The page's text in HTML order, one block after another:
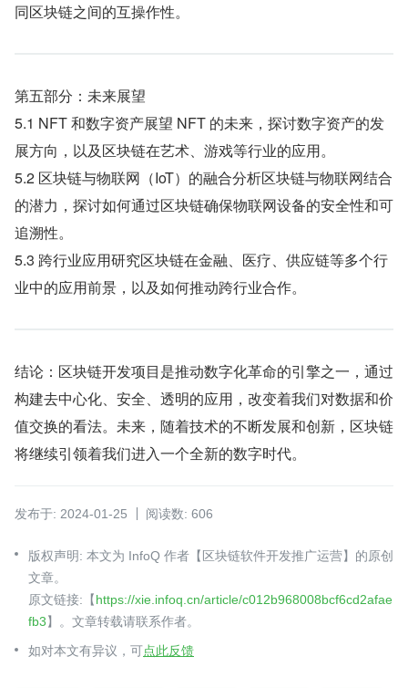
同区块链之间的互操作性。
第五部分：未来展望
5.1 NFT 和数字资产展望 NFT 的未来，探讨数字资产的发
展方向，以及区块链在艺术、游戏等行业的应用。
5.2 区块链与物联网（IoT）的融合分析区块链与物联网结合
的潜力，探讨如何通过区块链确保物联网设备的安全性和可
追溯性。
5.3 跨行业应用研究区块链在金融、医疗、供应链等多个行
业中的应用前景，以及如何推动跨行业合作。
结论：区块链开发项目是推动数字化革命的引擎之一，通过
构建去中心化、安全、透明的应用，改变着我们对数据和价
值交换的看法。未来，随着技术的不断发展和创新，区块链
将继续引领着我们进入一个全新的数字时代。
发布于: 2024-01-25 阅读数: 606
版权声明: 本文为 InfoQ 作者【区块链软件开发推广运营】的原创
文章。
原文链接:【https://xie.infoq.cn/article/c012b968008bcf6cd2afae
fb3】。文章转载请联系作者。
如对本文有异议，可点此反馈